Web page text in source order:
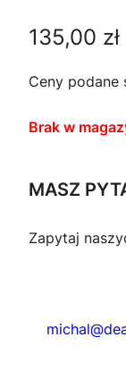
135,00 zł
Ceny podane
Brak w
MASZ
Zapytaj